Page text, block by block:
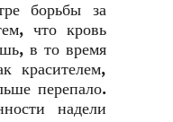
борьбы за
что кровь
в то время
красителем,
перепало.
надели